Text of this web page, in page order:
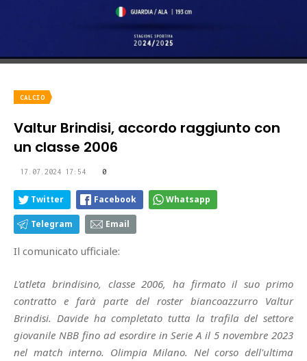
CALCIO
Valtur Brindisi, accordo raggiunto con
un classe 2006
17.07.2024 17:54 0
Twitter Facebook Whatsapp
Telegram Email
Il comunicato ufficiale:
L'atleta brindisino, classe 2006, ha firmato il suo primo
contratto e farà parte del roster biancoazzurro Valtur
Brindisi. Davide ha completato tutta la trafila del settore
giovanile NBB fino ad esordire in Serie A il 5 novembre 2023
nel match interno. Olimpia Milano. Nel corso dell'ultima